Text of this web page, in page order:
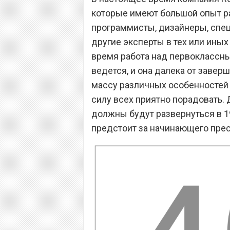
которые имеют большой опыт
программисты, дизайнеры,
другие эксперты в тех или
время работа над
ведется, и она далека от
массу различных
силу всех приятно
должны будут развернуться в
предстоит за начинающего